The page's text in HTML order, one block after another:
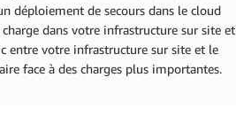
déploiement de secours dans le cloud
dans votre infrastructure sur site et
entre votre infrastructure sur site et le
face à des charges plus importantes.